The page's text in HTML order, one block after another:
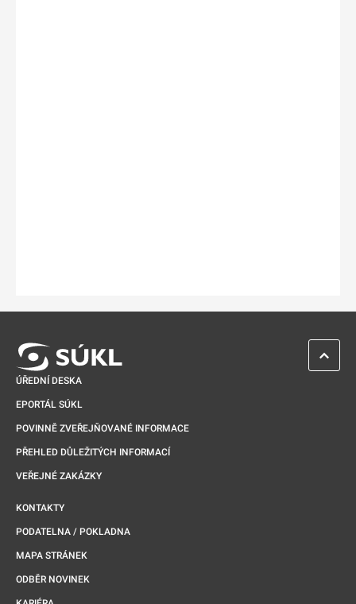
ÚŘEDNÍ DESKA
EPORTÁL SÚKL
POVINNĚ ZVEŘEJŇOVANÉ INFORMACE
PŘEHLED DŮLEŽITÝCH INFORMACÍ
VEŘEJNÉ ZAKÁZKY
KONTAKTY
PODATELNA / POKLADNA
MAPA STRÁNEK
ODBĚR NOVINEK
ZPĚT